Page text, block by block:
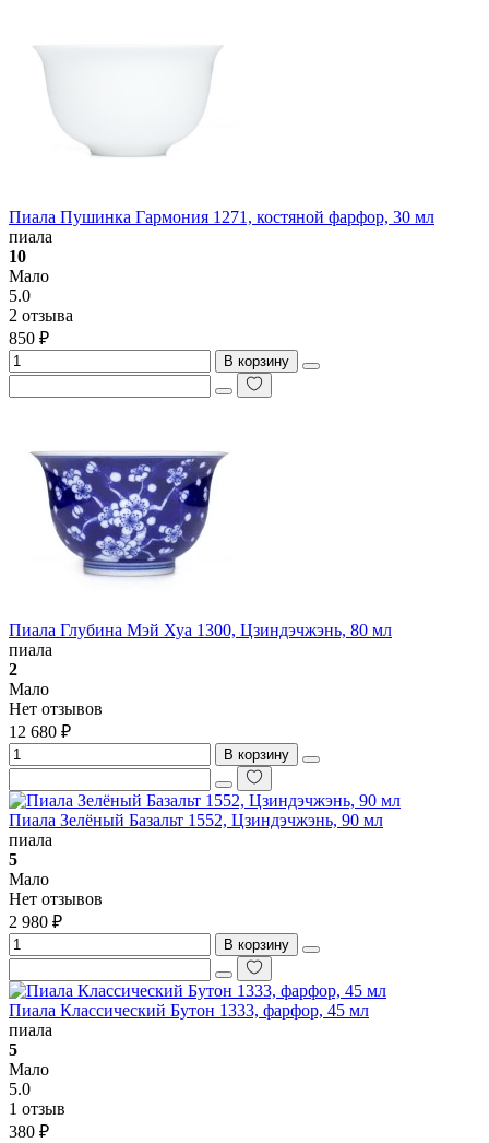
Пиала Пушинка Гармония 1271, костяной фарфор, 30 мл
пиала
10
Мало
5.0
2 отзыва
850 ₽
В корзину
Пиала Глубина Мэй Хуа 1300, Цзиндэчжэнь, 80 мл
пиала
2
Мало
Нет отзывов
12 680 ₽
В корзину
Пиала Зелёный Базальт 1552, Цзиндэчжэнь, 90 мл
пиала
5
Мало
Нет отзывов
2 980 ₽
В корзину
Пиала Классический Бутон 1333, фарфор, 45 мл
пиала
5
Мало
5.0
1 отзыв
380 ₽